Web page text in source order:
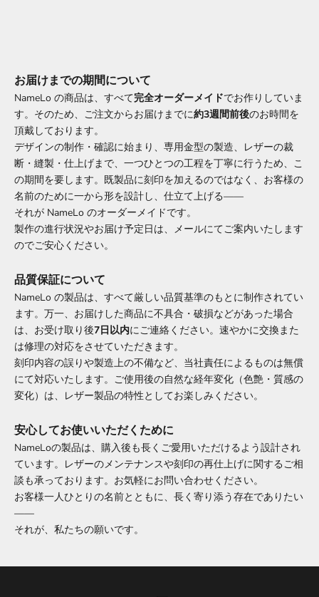
お届けまでの期間について
NameLo の商品は、すべて完全オーダーメイドでお作りしていま
す。そのため、ご注文からお届けまでに約3週間前後のお時間を
頂戴しております。
デザインの制作・確認に始まり、専用金型の製造、レザーの裁
断・縫製・仕上げまで、一つひとつの工程を丁寧に行うため、こ
の期間を要します。既製品に刻印を加えるのではなく、お客様の
名前のために一から形を設計し、仕立て上げる――
それが NameLo のオーダーメイドです。
製作の進行状況やお届け予定日は、メールにてご案内いたします
のでご安心ください。
品質保証について
NameLo の製品は、すべて厳しい品質基準のもとに制作されてい
ます。万一、お届けした商品に不具合・破損などがあった場合
は、お受け取り後7日以内にご連絡ください。速やかに交換また
は修理の対応をさせていただきます。
刻印内容の誤りや製造上の不備など、当社責任によるものは無償
にて対応いたします。ご使用後の自然な経年変化（色艶・質感の
変化）は、レザー製品の特性としてお楽しみください。
安心してお使いいただくために
NameLoの製品は、購入後も長くご愛用いただけるよう設計され
ています。レザーのメンテナンスや刻印の再仕上げに関するご相
談も承っております。お気軽にお問い合わせください。
お客様一人ひとりの名前とともに、長く寄り添う存在でありたい
――
それが、私たちの願いです。